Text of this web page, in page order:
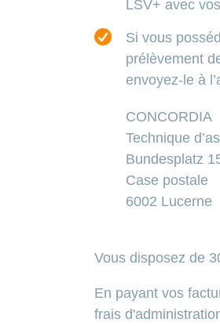
LSV+ avec
Si vous
prélèvement
envoyez-le à
CONCORDIA
Technique
Bundesplatz
Case postale
6002 Lucerne
Vous disposez de
En payant vos
frais